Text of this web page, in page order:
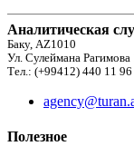
Аналитическая
Баку, AZ1010
Ул. Сулеймана Рагимова
Тел.: (+99412) 440 11 96
Полезное